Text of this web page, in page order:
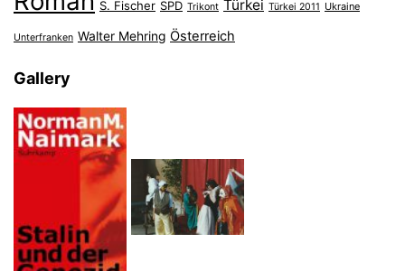
S. Fischer SPD Trikont Türkei Türkei 2011 Ukraine
Unterfranken Walter Mehring Österreich
Gallery